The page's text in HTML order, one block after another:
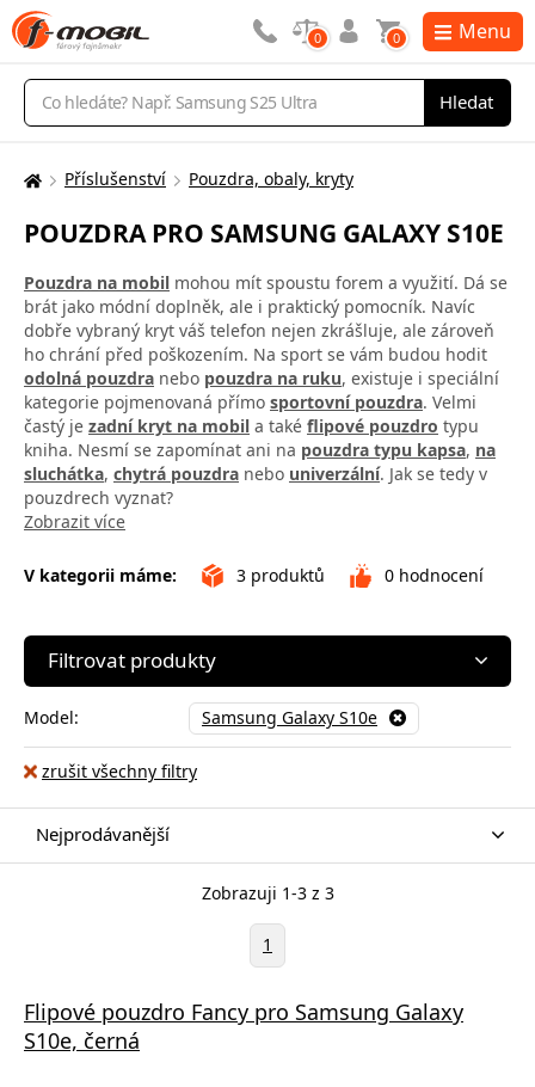
Vyhledávání
Hledat
0 0 Menu
Zde
nacházíte:
Příslušenství Pouzdra, obaly, kryty
POUZDRA PRO SAMSUNG GALAXY S10E
Pouzdra na mobil mohou mít spoustu forem a využití. Dá se
brát jako módní doplněk, ale i praktický pomocník. Navíc
dobře vybraný kryt váš telefon nejen zkrášluje, ale zároveň
ho chrání před poškozením. Na sport se vám budou hodit
odolná pouzdra nebo pouzdra na ruku, existuje i speciální
kategorie pojmenovaná přímo sportovní pouzdra. Velmi
častý je zadní kryt na mobil a také flipové pouzdro typu
kniha. Nesmí se zapomínat ani na pouzdra typu kapsa, na
sluchátka, chytrá pouzdra nebo univerzální. Jak se tedy v
pouzdrech vyznat?
Zobrazit více
V kategorii máme: 3 produktů 0 hodnocení
Filtrovat produkty
Model: Samsung Galaxy S10e
zrušit všechny filtry
Nejprodávanější
Zobrazuji 1-3 z 3
1
Flipové pouzdro Fancy pro Samsung Galaxy
S10e, černá